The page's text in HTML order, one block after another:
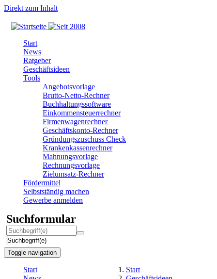
Direkt zum Inhalt
Start
News
Ratgeber
Geschäftsideen
Tools
Angebotsvorlage
Brutto-Netto-Rechner
Buchhaltungssoftware
Einkommensteuerrechner
Firmenwagenrechner
Geschäftskonto-Rechner
Gründungszuschuss Check
Krankenkassenrechner
Mahnungsvorlage
Rechnungsvorlage
Zielumsatz-Rechner
Fördermittel
Selbstständig machen
Gewerbe anmelden
Suchformular
Suchbegriff(e)
Toggle navigation
Start
Start